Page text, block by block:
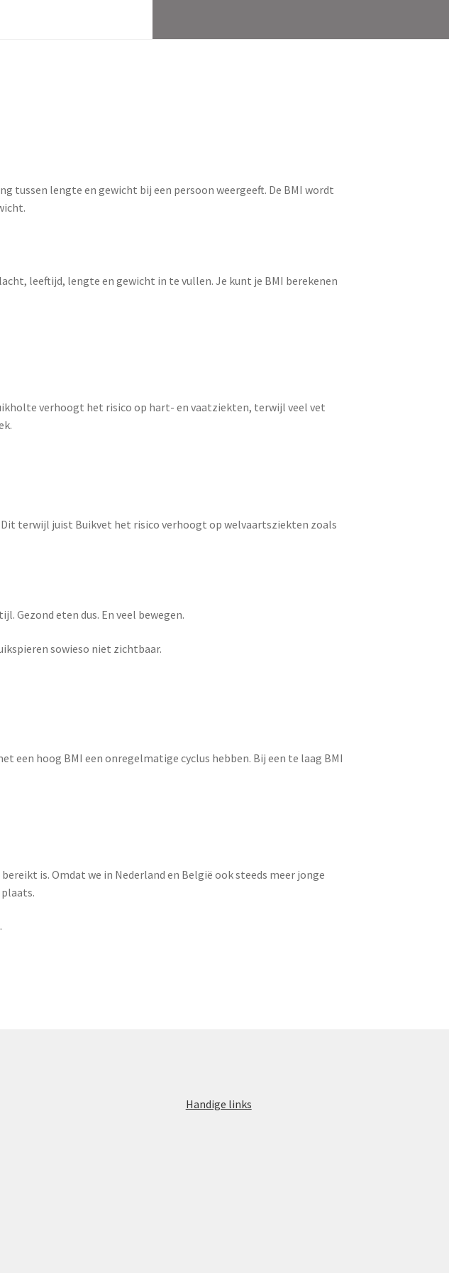
tussen lengte en gewicht bij een persoon weergeeft. De BMI wordt
leeftijd, lengte en gewicht in te vullen. Je kunt je BMI berekenen
verhoogt het risico op hart- en vaatziekten, terwijl veel vet
terwijl juist Buikvet het risico verhoogt op welvaartsziekten zoals
Gezond eten dus. En veel bewegen.
sowieso niet zichtbaar.
een hoog BMI een onregelmatige cyclus hebben. Bij een te laag BMI
is. Omdat we in Nederland en België ook steeds meer jonge
Handige links